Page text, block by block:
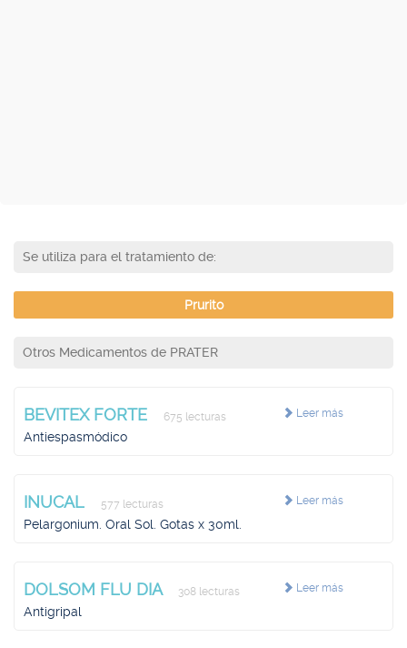
Se utiliza para el tratamiento de:
Prurito
Otros Medicamentos de PRATER
Leer más
BEVITEX FORTE 675 lecturas
Antiespasmódico
Leer más
INUCAL 577 lecturas
Pelargonium. Oral Sol. Gotas x 30ml.
Leer más
DOLSOM FLU DIA 308 lecturas
Antigripal